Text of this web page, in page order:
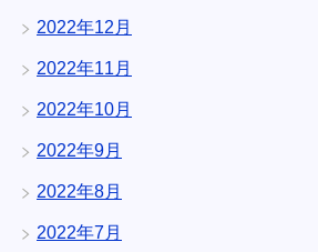
2022年12月
2022年11月
2022年10月
2022年9月
2022年8月
2022年7月